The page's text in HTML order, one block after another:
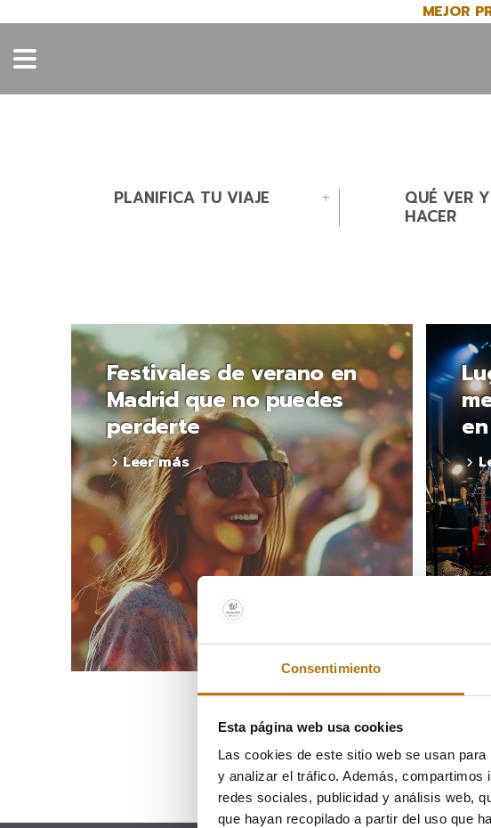
MEJOR
Consentimiento
Esta página web usa cookies
Las cookies de este sitio web se usan
y analizar el tráfico. Además,
redes sociales, publicidad y análisis web,
que hayan recopilado a partir del uso que
PLANIFICA TU VIAJE
QUÉ VER
HACER
Festivales de verano en
Madrid que no puedes
perderte
Leer más